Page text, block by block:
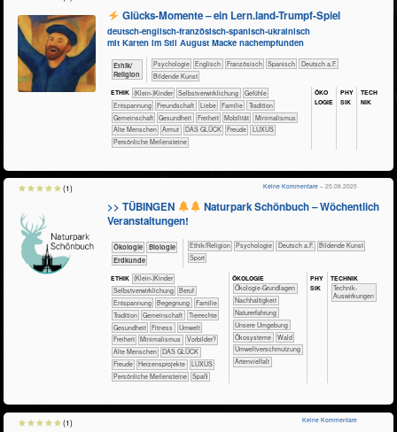
Glücks-Momente – ein Lern.land-Trumpf-Spiel
deutsch-englisch-französisch-spanisch-ukrainisch
mit Karten im Stil August Macke nachempfunden
​​​​​​​​​​Ethik/​
Religion
​​​​​​​​​​Psychologie ​​​​Englisch ​​​​Französisch ​​​​Spanisch
​​​Deutsch a.F.
Bildende Kunst
ETHIK (Klein-)Kinder ​​​​​​​​​​​​​​​​​​​​​​​​​​​​​​​​​​​​​​​​Selbst­verwirklichung
​​​​​​​​​​​​​​​Gefühle
​​​​​​​​​​​​​Entspannung
​​​​​​​​​​​​Freundschaft ​​​​​​​​​​​​Liebe ​​​​​​​​​​​Familie
​​​​​​​​​​​Tradition
​​​​​​​​​​Gemeinschaft
​​​​​​Gesundheit ​​​Freiheit ​​​Mobilität
​​Minimalismus
Alte Menschen
Armut DAS GLÜCK Freude
LUXUS
Persönliche Meilensteine
ÖKO​
LOGIE
PHY​
SIK
TECH​
NIK
>> TÜBINGEN
Naturpark Schönbuch – Wöchentlich
Veranstaltungen!
​​​​​​​Ökologie
​​​​​​Biologie
​​​​Erdkunde
​​​​​​​​​​Ethik/​Religion ​​​​​​​​​​Psychologie ​​​Deutsch a.F.
Bildende Kunst
Sport
ETHIK (Klein-)Kinder
​​​​​​​​​​​​​​​​​​​​​​​​​​​​​​​​​​​​​​​​Selbst­verwirklichung
​​​​​​​​​​​​​​​Beruf
​​​​​​​​​​​​​Entspannung
​​​​​​​​​​​​Begegnung
​​​​​​​​​​​Familie
​​​​​​​​​​​Tradition
​​​​​​​​​​Gemeinschaft
​​​​​​​​Tierrechte
​​​​​​Gesundheit
​​​​​Fitness
​​​​​Umwelt
​​​Freiheit
​​Minimalismus
​​Vorbilder?
Alte Menschen
DAS GLÜCK
Freude
Herzensprojekte
LUXUS
Persönliche Meilensteine
Spaß
ÖKO​LOGIE
​​​​​​​​​​​​​​​​Ökologie-Grundlagen
​​​​​​​​​​​​​​​Nachhaltigkeit
​​​​​​​​​​​​​Naturerfahrung
​​​​​​​​​​​​​Unsere Umgebung
​​​​​​​​​​​Ökosysteme
​​​​​​​​​​Wald
​​Umweltverschmutzung
Artenvielfalt
PHY​
SIK
TECH​NIK
​​​​​​Technik-
Auswirkungen
Keine Kommentare – 25.08.2025
(1)
Keine Kommentare
(1)